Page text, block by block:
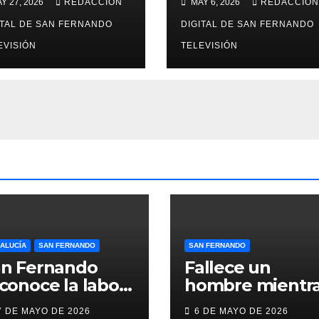
de Juan y
y
DE SAN FERNANDO
deporte en un
gimnasio de San
Fernando
DIGITAL DE SAN FERNANDO
TELEVISIÓN
SAN FERNANDO
Fernando
la labor
y el
DE MAYO DE 2026
SAN FERNANDO
Fallece un
hombre
practicaba
6 DE MAYO DE 2026